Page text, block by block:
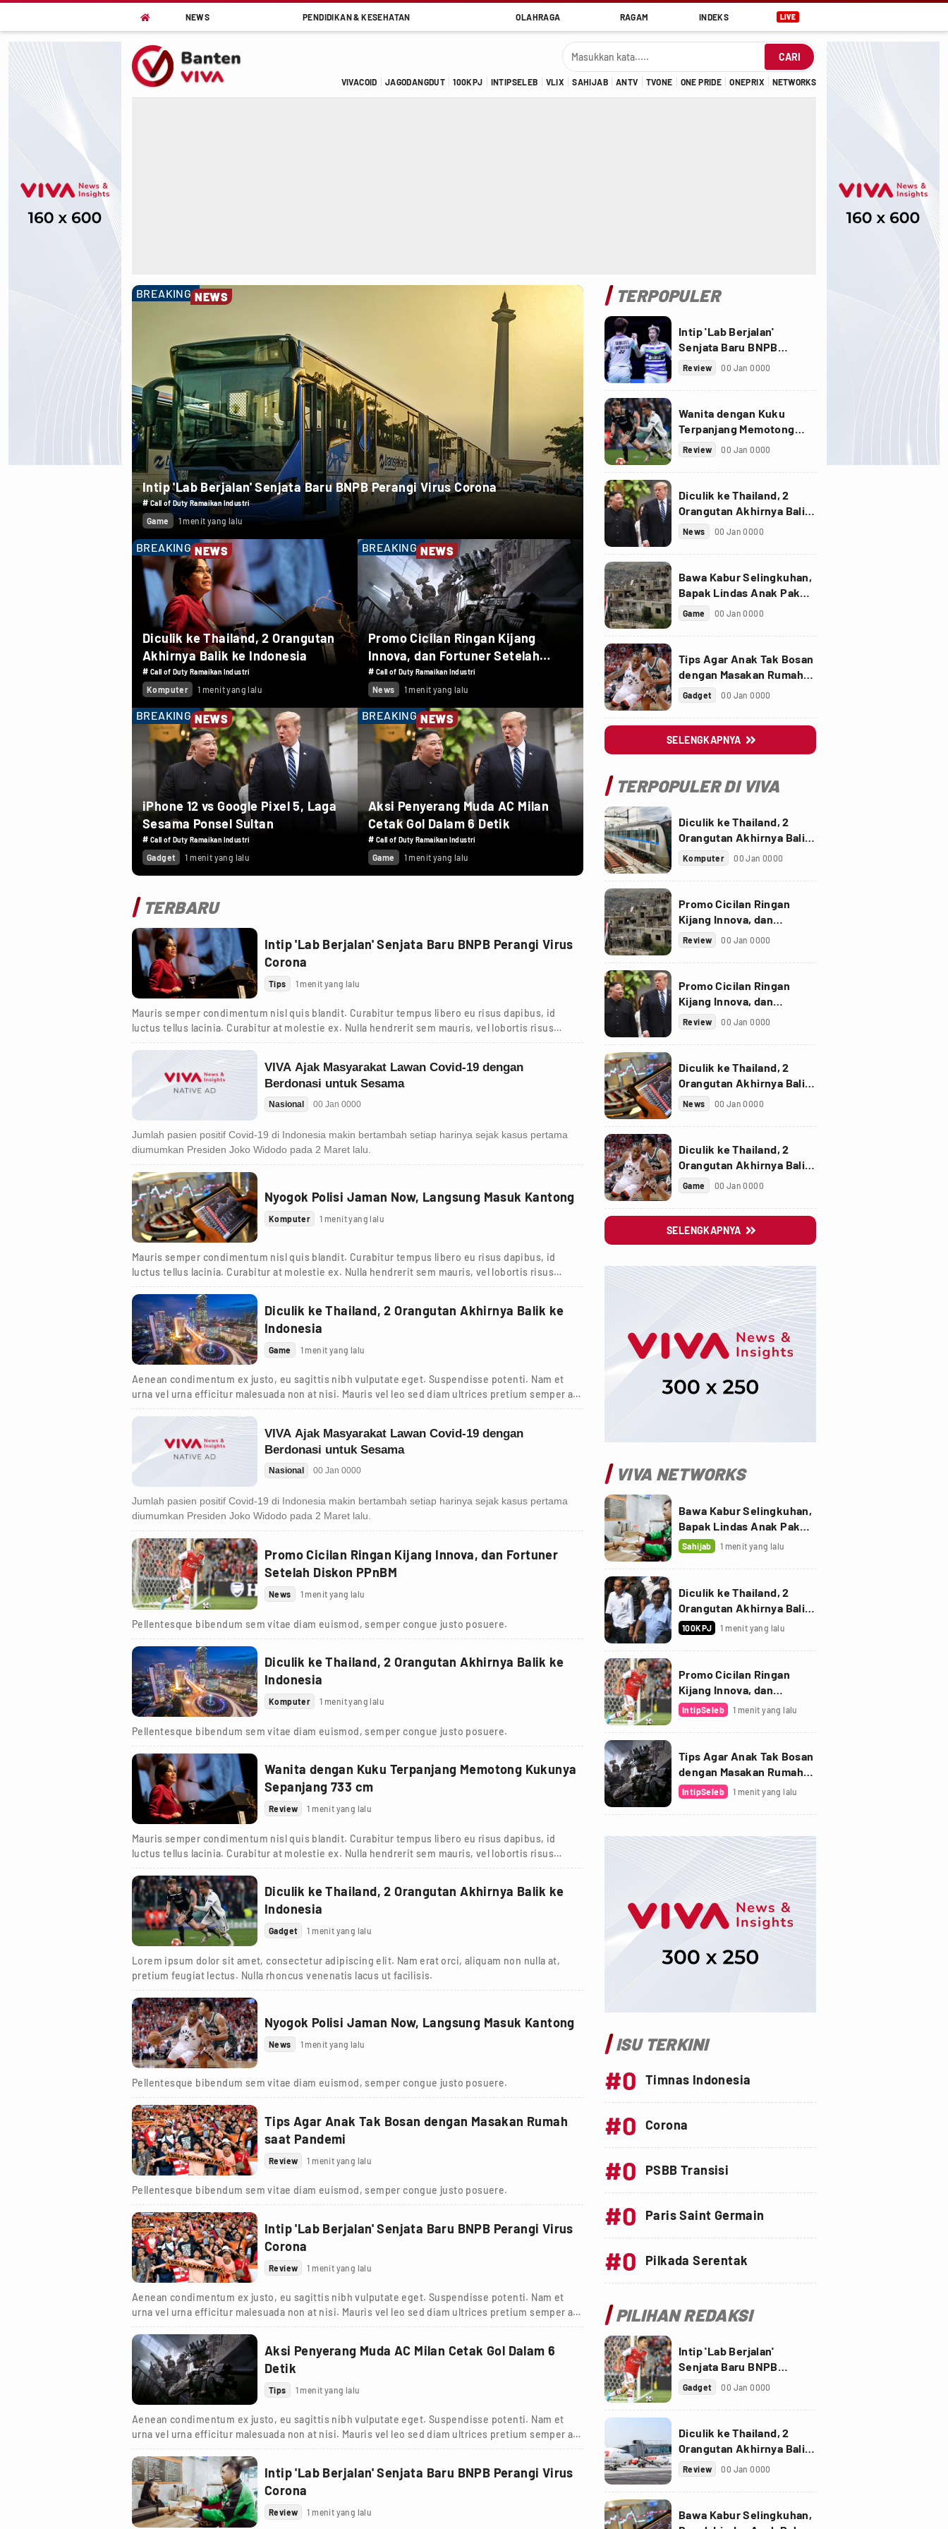
 NEWS PENDIDIKAN & KESEHATAN OLAHRAGA RAGAM INDEKS LIVE
CARI
VIVACOID JAGODANGDUT 100KPJ INTIPSELEB VLIX SAHIJAB ANTV TVONE ONE PRIDE ONEPRIX NETWORKS
BREAKING NEWS
Intip 'Lab Berjalan' Senjata Baru BNPB Perangi Virus Corona
#Call of Duty Ramaikan Industri
Game 1 menit yang lalu
BREAKING NEWS
Diculik ke Thailand, 2 Orangutan
Akhirnya Balik ke Indonesia
# Call of Duty Ramaikan Industri
Komputer 1 menit yang lalu
BREAKING NEWS
Promo Cicilan Ringan Kijang
Innova, dan Fortuner Setelah
Diskon PPnBM
# Call of Duty Ramaikan Industri
News 1 menit yang lalu
BREAKING NEWS
iPhone 12 vs Google Pixel 5, Laga
Sesama Ponsel Sultan
# Call of Duty Ramaikan Industri
Gadget 1 menit yang lalu
BREAKING NEWS
Aksi Penyerang Muda AC Milan
Cetak Gol Dalam 6 Detik
# Call of Duty Ramaikan Industri
Game 1 menit yang lalu
TERBARU
Intip 'Lab Berjalan' Senjata Baru BNPB Perangi Virus
Corona
Tips 1 menit yang lalu
Mauris semper condimentum nisl quis blandit. Curabitur tempus libero eu risus dapibus, id
luctus tellus lacinia. Curabitur at molestie ex. Nulla hendrerit sem mauris, vel lobortis risus
viverra et.
Nyogok Polisi Jaman Now, Langsung Masuk Kantong
Komputer 1 menit yang lalu
Mauris semper condimentum nisl quis blandit. Curabitur tempus libero eu risus dapibus, id
luctus tellus lacinia. Curabitur at molestie ex. Nulla hendrerit sem mauris, vel lobortis risus
viverra et.
Diculik ke Thailand, 2 Orangutan Akhirnya Balik ke
Indonesia
Game 1 menit yang lalu
Aenean condimentum ex justo, eu sagittis nibh vulputate eget. Suspendisse potenti. Nam et
urna vel urna efficitur malesuada non at nisi. Mauris vel leo sed diam ultrices pretium semper a
turpis.
Promo Cicilan Ringan Kijang Innova, dan Fortuner
Setelah Diskon PPnBM
News 1 menit yang lalu
Pellentesque bibendum sem vitae diam euismod, semper congue justo posuere.
Diculik ke Thailand, 2 Orangutan Akhirnya Balik ke
Indonesia
Komputer 1 menit yang lalu
Pellentesque bibendum sem vitae diam euismod, semper congue justo posuere.
Wanita dengan Kuku Terpanjang Memotong Kukunya
Sepanjang 733 cm
Review 1 menit yang lalu
Mauris semper condimentum nisl quis blandit. Curabitur tempus libero eu risus dapibus, id
luctus tellus lacinia. Curabitur at molestie ex. Nulla hendrerit sem mauris, vel lobortis risus
viverra et.
Diculik ke Thailand, 2 Orangutan Akhirnya Balik ke
Indonesia
Gadget 1 menit yang lalu
Lorem ipsum dolor sit amet, consectetur adipiscing elit. Nam erat orci, aliquam non nulla at,
pretium feugiat lectus. Nulla rhoncus venenatis lacus ut facilisis.
Nyogok Polisi Jaman Now, Langsung Masuk Kantong
News 1 menit yang lalu
Pellentesque bibendum sem vitae diam euismod, semper congue justo posuere.
Tips Agar Anak Tak Bosan dengan Masakan Rumah
saat Pandemi
Review 1 menit yang lalu
Pellentesque bibendum sem vitae diam euismod, semper congue justo posuere.
Intip 'Lab Berjalan' Senjata Baru BNPB Perangi Virus
Corona
Review 1 menit yang lalu
Aenean condimentum ex justo, eu sagittis nibh vulputate eget. Suspendisse potenti. Nam et
urna vel urna efficitur malesuada non at nisi. Mauris vel leo sed diam ultrices pretium semper a
turpis.
Aksi Penyerang Muda AC Milan Cetak Gol Dalam 6
Detik
Tips 1 menit yang lalu
Aenean condimentum ex justo, eu sagittis nibh vulputate eget. Suspendisse potenti. Nam et
urna vel urna efficitur malesuada non at nisi. Mauris vel leo sed diam ultrices pretium semper a
turpis.
Intip 'Lab Berjalan' Senjata Baru BNPB Perangi Virus
Corona
Review 1 menit yang lalu
TERPOPULER
Intip 'Lab Berjalan'
Senjata Baru BNPB
Perangi Virus Corona
Review 00 Jan 0000
Wanita dengan Kuku
Terpanjang Memotong
Kukunya Sepanjang 733
cm
Review 00 Jan 0000
Diculik ke Thailand, 2
Orangutan Akhirnya Balik
ke Indonesia
News 00 Jan 0000
Bawa Kabur Selingkuhan,
Bapak Lindas Anak Pakai
Truk Sawit
Game 00 Jan 0000
Tips Agar Anak Tak Bosan
dengan Masakan Rumah
saat Pandemi
Gadget 00 Jan 0000
SELENGKAPNYA 
TERPOPULER DI VIVA
Diculik ke Thailand, 2
Orangutan Akhirnya Balik
ke Indonesia
Komputer 00 Jan 0000
Promo Cicilan Ringan
Kijang Innova, dan
Fortuner Setelah Diskon
PPnBM
Review 00 Jan 0000
Promo Cicilan Ringan
Kijang Innova, dan
Fortuner Setelah Diskon
PPnBM
Review 00 Jan 0000
Diculik ke Thailand, 2
Orangutan Akhirnya Balik
ke Indonesia
News 00 Jan 0000
Diculik ke Thailand, 2
Orangutan Akhirnya Balik
ke Indonesia
Game 00 Jan 0000
SELENGKAPNYA 
VIVA NETWORKS
Bawa Kabur Selingkuhan,
Bapak Lindas Anak Pakai
Truk Sawit
Sahijab 1 menit yang lalu
Diculik ke Thailand, 2
Orangutan Akhirnya Balik
ke Indonesia
100KPJ 1 menit yang lalu
Promo Cicilan Ringan
Kijang Innova, dan
Fortuner Setelah Diskon
PPnBM
IntipSeleb 1 menit yang lalu
Tips Agar Anak Tak Bosan
dengan Masakan Rumah
saat Pandemi
IntipSeleb 1 menit yang lalu
ISU TERKINI
#0 Timnas Indonesia
#0 Corona
#0 PSBB Transisi
#0 Paris Saint Germain
#0 Pilkada Serentak
PILIHAN REDAKSI
Intip 'Lab Berjalan'
Senjata Baru BNPB
Perangi Virus Corona
Gadget 00 Jan 0000
Diculik ke Thailand, 2
Orangutan Akhirnya Balik
ke Indonesia
Review 00 Jan 0000
Bawa Kabur Selingkuhan,